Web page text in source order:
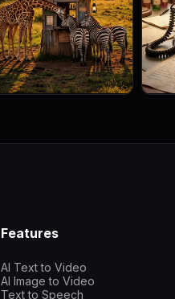
Features
AI Text to Video
AI Image to Video
Text to Speech